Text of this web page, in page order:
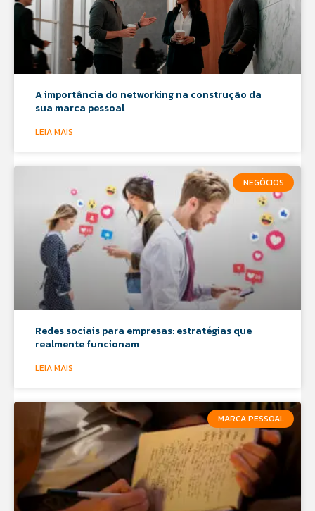
A importância do networking na construção da
sua marca pessoal
LEIA MAIS
NEGÓCIOS
Redes sociais para empresas: estratégias que
realmente funcionam
LEIA MAIS
MARCA PESSOAL